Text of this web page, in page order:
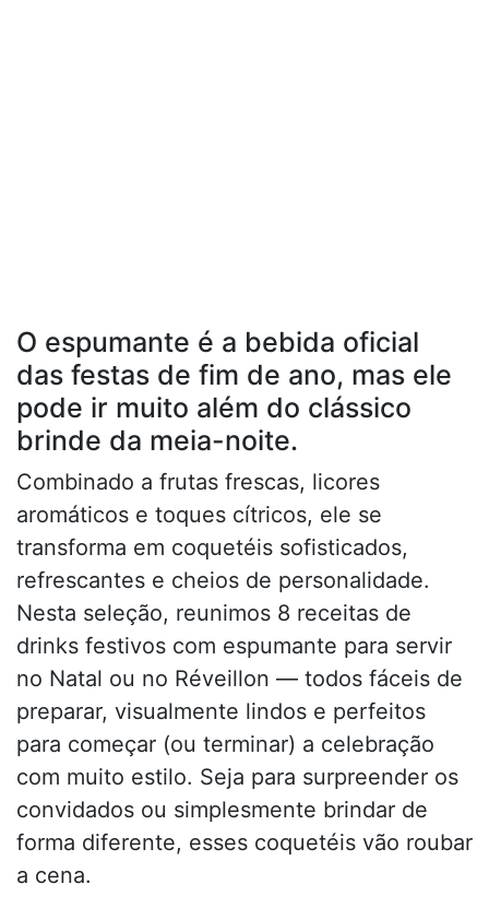
O espumante é a bebida oficial
das festas de fim de ano, mas ele
pode ir muito além do clássico
brinde da meia-noite.
Combinado a frutas frescas, licores
aromáticos e toques cítricos, ele se
transforma em coquetéis sofisticados,
refrescantes e cheios de personalidade.
Nesta seleção, reunimos 8 receitas de
drinks festivos com espumante para servir
no Natal ou no Réveillon — todos fáceis de
preparar, visualmente lindos e perfeitos
para começar (ou terminar) a celebração
com muito estilo. Seja para surpreender os
convidados ou simplesmente brindar de
forma diferente, esses coquetéis vão roubar
a cena.